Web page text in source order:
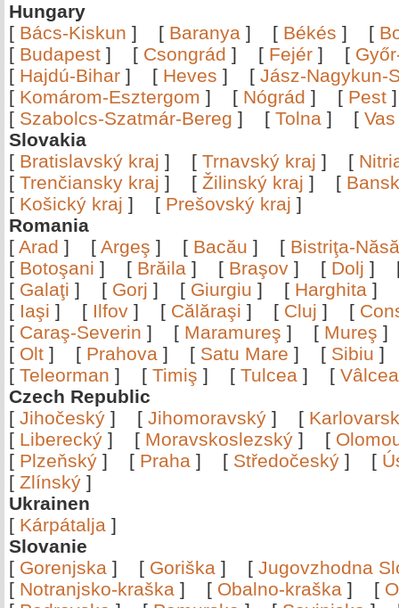
Hungary
[ Bács-Kiskun ] [ Baranya ] [ Békés ] [
[ Budapest ] [ Csongrád ] [ Fejér ] [
[ Hajdú-Bihar ] [ Heves ] [ Jász-Nagykun-
[ Komárom-Esztergom ] [ Nógrád ] [ Pest
[ Szabolcs-Szatmár-Bereg ] [ Tolna ] [ Vas
Slovakia
[ Bratislavský kraj ] [ Trnavský kraj ] [
[ Trenčiansky kraj ] [ Žilinský kraj ] [
[ Košický kraj ] [ Prešovský kraj ]
Romania
[ Arad ] [ Argeş ] [ Bacău ] [ Bistriţa-
[ Botoşani ] [ Brăila ] [ Braşov ] [ Dolj ]
[ Galaţi ] [ Gorj ] [ Giurgiu ] [ Harghita ]
[ Iaşi ] [ Ilfov ] [ Călăraşi ] [ Cluj ] [
[ Caraş-Severin ] [ Maramureş ] [ Mureş
[ Olt ] [ Prahova ] [ Satu Mare ] [ Sibiu
[ Teleorman ] [ Timiş ] [ Tulcea ] [
Czech Republic
[ Jihočeský ] [ Jihomoravský ] [
[ Liberecký ] [ Moravskoslezský ] [
[ Plzeňský ] [ Praha ] [ Středočeský ] [
[ Zlínský ]
Ukrainen
[ Kárpátalja ]
Slovanie
[ Gorenjska ] [ Goriška ] [ Jugovzhodna
[ Notranjsko-kraška ] [ Obalno-kraška ] [